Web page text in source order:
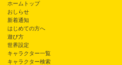
ホームトップ
おしらせ
新着通知
はじめての方へ
遊び方
世界設定
キャラクター一覧
キャラクター検索